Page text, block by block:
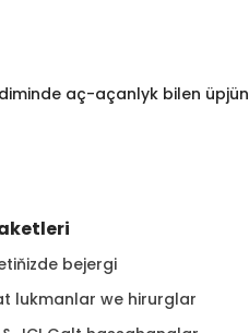
aç-açanlyk bilen üpjün
bejergi
lukmanlar we hirurglar